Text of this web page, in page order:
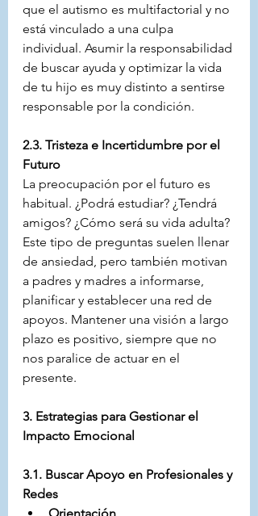
que el autismo es multifactorial y no
está vinculado a una culpa
individual. Asumir la responsabilidad
de buscar ayuda y optimizar la vida
de tu hijo es muy distinto a sentirse
responsable por la condición.
2.3. Tristeza e Incertidumbre por el
Futuro
La preocupación por el futuro es
habitual. ¿Podrá estudiar? ¿Tendrá
amigos? ¿Cómo será su vida adulta?
Este tipo de preguntas suelen llenar
de ansiedad, pero también motivan
a padres y madres a informarse,
planificar y establecer una red de
apoyos. Mantener una visión a largo
plazo es positivo, siempre que no
nos paralice de actuar en el
presente.
3. Estrategias para Gestionar el
Impacto Emocional
3.1. Buscar Apoyo en Profesionales y
Redes
Orientación